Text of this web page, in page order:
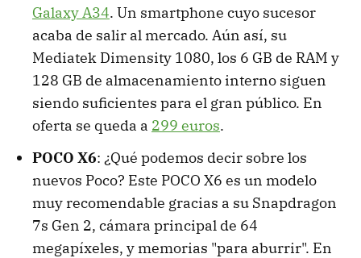
Galaxy A34. Un smartphone cuyo sucesor
acaba de salir al mercado. Aún así, su
Mediatek Dimensity 1080, los 6 GB de RAM y
128 GB de almacenamiento interno siguen
siendo suficientes para el gran público. En
oferta se queda a 299 euros.
POCO X6: ¿Qué podemos decir sobre los
nuevos Poco? Este POCO X6 es un modelo
muy recomendable gracias a su Snapdragon
7s Gen 2, cámara principal de 64
megapíxeles, y memorias "para aburrir". En